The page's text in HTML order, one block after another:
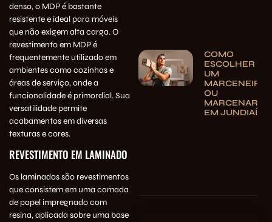
denso, o MDP é bastante
resistente e ideal para móveis
que não exigem alta carga. O
revestimento em MDP é
frequentemente utilizado em
ambientes como cozinhas e
áreas de serviço, onde a
funcionalidade é primordial. Sua
versatilidade permite
acabamentos em diversas
texturas e cores.
REVESTIMENTO EM LAMINADO
Os laminados são revestimentos
que consistem em uma camada
de papel impregnado com
resina, aplicada sobre uma base
COMO
ESCOLHER
UM
MARCENEIRO
OU
MARCENARIA
EM JUNDIAÍ